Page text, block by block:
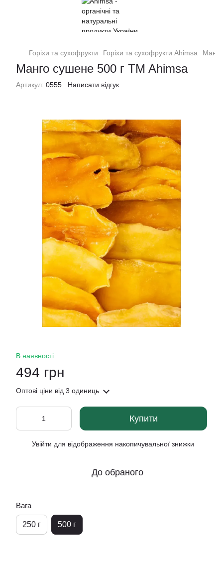
Горіхи та сухофрукти Горіхи та сухофрукти Ahimsa
Манго сушене 500 г TM Ahimsa
Артикул: 0555 Написати відгук
В наявності
494 грн
Оптові ціни від 3 одиниць
Купити
Увійти для відображення накопичувальної знижки
До обраного
Вага
250 г 500 г